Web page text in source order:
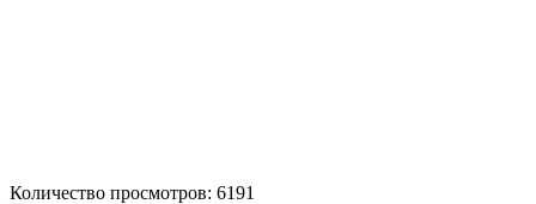
Количество просмотров: 6191